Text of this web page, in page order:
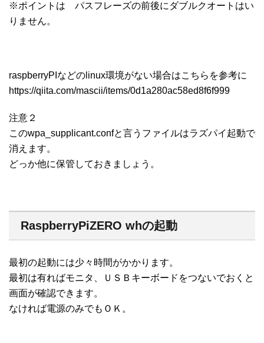
※ポイントは パスフレーズの前後にダブルクオートはい
りません。
raspberryPIなどのlinux環境がない場合はこちらを参考に
https://qiita.com/mascii/items/0d1a280ac58ed8f6f999
注意２
このwpa_supplicant.confと言うファイルはラズパイ起動で
消えます。
どっか他に保管しておきましょう。
RaspberryPiZERO whの起動
最初の起動には少々時間がかかります。
最初は有ればモニタ、ＵＳＢキーボードをつないでおくと
画面が確認できます。
なければ電源のみでもＯＫ。